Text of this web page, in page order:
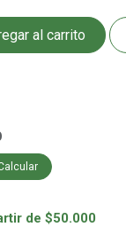
al carrito
de $50.000